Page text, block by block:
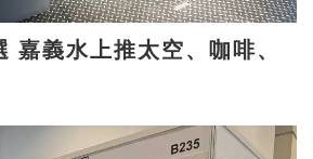
嘉義水上推太空、咖啡、